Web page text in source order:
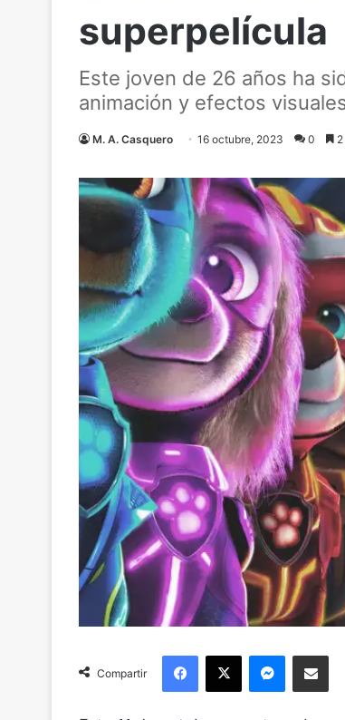
superpelícula
Este joven de 26 años ha
animación y efectos
M. A. Casquero 16 octubre, 2023 0
Compartir
Facebook
X Messenger
Compartir via